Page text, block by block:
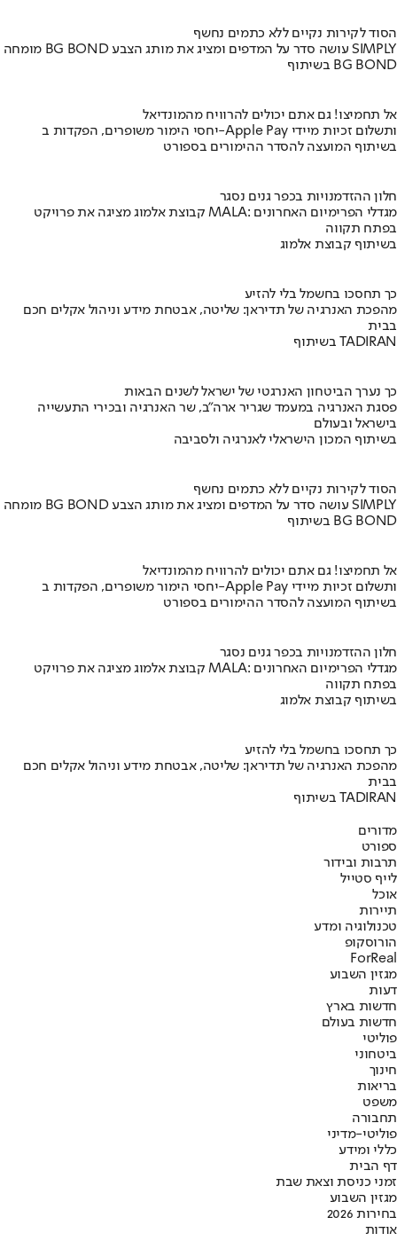
הסוד לקירות נקיים ללא כתמים נחשף
מומחה BG BOND עושה סדר על המדפים ומציג את מותג הצבע SIMPLY
בשיתוף BG BOND
אל תחמיצו! גם אתם יכולים להרוויח מהמונדיאל
יחסי הימור משופרים, הפקדות ב-Apple Pay ותשלום זכיות מיידי
בשיתוף המועצה להסדר ההימורים בספורט
חלון ההזדמנויות בכפר גנים נסגר
קבוצת אלמוג מציגה את פרויקט MALA: מגדלי הפרימיום האחרונים
בפתח תקווה
בשיתוף קבוצת אלמוג
כך תחסכו בחשמל בלי להזיע
מהפכת האנרגיה של תדיראן: שליטה, אבטחת מידע וניהול אקלים חכם
בבית
בשיתוף TADIRAN
כך נערך הביטחון האנרגטי של ישראל לשנים הבאות
פסגת האנרגיה במעמד שגריר ארה"ב, שר האנרגיה ובכירי התעשייה
בישראל ובעולם
בשיתוף המכון הישראלי לאנרגיה ולסביבה
הסוד לקירות נקיים ללא כתמים נחשף
מומחה BG BOND עושה סדר על המדפים ומציג את מותג הצבע SIMPLY
בשיתוף BG BOND
אל תחמיצו! גם אתם יכולים להרוויח מהמונדיאל
יחסי הימור משופרים, הפקדות ב-Apple Pay ותשלום זכיות מיידי
בשיתוף המועצה להסדר ההימורים בספורט
חלון ההזדמנויות בכפר גנים נסגר
קבוצת אלמוג מציגה את פרויקט MALA: מגדלי הפרימיום האחרונים
בפתח תקווה
בשיתוף קבוצת אלמוג
כך תחסכו בחשמל בלי להזיע
מהפכת האנרגיה של תדיראן: שליטה, אבטחת מידע וניהול אקלים חכם
בבית
בשיתוף TADIRAN
מדורים
ספורט
תרבות ובידור
לייף סטייל
אוכל
תיירות
טכנולוגיה ומדע
הורוסקופ
ForReal
מגזין השבוע
דעות
חדשות בארץ
חדשות בעולם
פוליטי
ביטחוני
חינוך
בריאות
משפט
תחבורה
פוליטי-מדיני
כללי ומידע
דף הבית
זמני כניסת וצאת שבת
מגזין השבוע
בחירות 2026
אודות